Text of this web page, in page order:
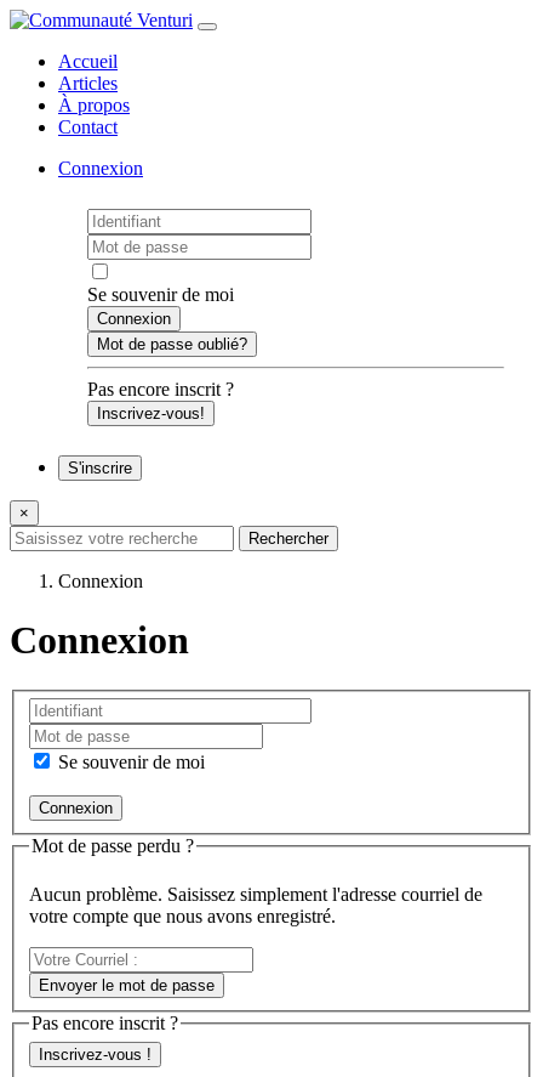
Accueil
Articles
À propos
Contact
Connexion
Se souvenir de moi
Mot de passe oublié?
Pas encore inscrit ?
Inscrivez-vous!
S'inscrire
×
Connexion
Connexion
Se souvenir de moi
Mot de passe perdu ?
Aucun problème. Saisissez simplement l'adresse courriel de
votre compte que nous avons enregistré.
Votre
Courriel
:
Envoyer le mot de passe
Pas encore inscrit ?
Inscrivez-vous !